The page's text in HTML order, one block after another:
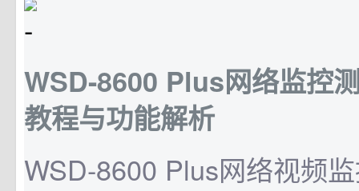
WSD-8600 Plus网络监控
教程与功能解析
WSD-8600 Plus网络视频